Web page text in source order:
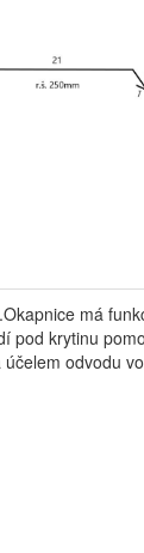
má
pod krytinu
odvodu